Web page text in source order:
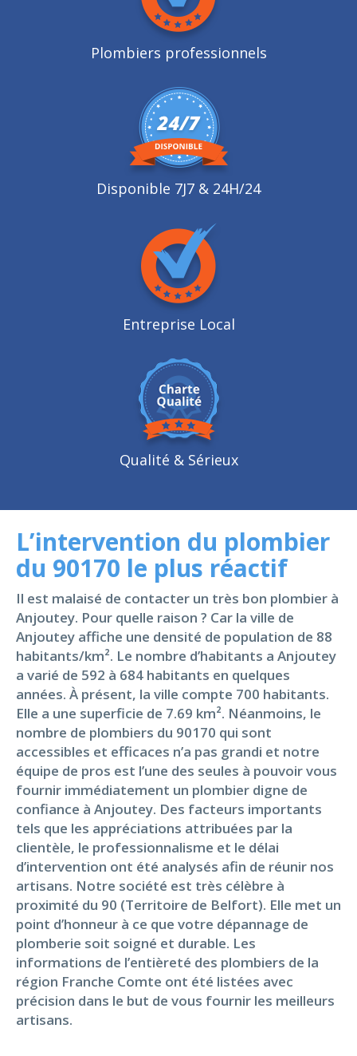
Plombiers professionnels
Disponible 7J7 & 24H/24
Entreprise Local
Qualité & Sérieux
L’intervention du plombier
du 90170 le plus réactif
Il est malaisé de contacter un très bon plombier à
Anjoutey. Pour quelle raison ? Car la ville de
Anjoutey affiche une densité de population de 88
habitants/km². Le nombre d’habitants a Anjoutey
a varié de 592 à 684 habitants en quelques
années. À présent, la ville compte 700 habitants.
Elle a une superficie de 7.69 km². Néanmoins, le
nombre de plombiers du 90170 qui sont
accessibles et efficaces n’a pas grandi et notre
équipe de pros est l’une des seules à pouvoir vous
fournir immédiatement un plombier digne de
confiance à Anjoutey. Des facteurs importants
tels que les appréciations attribuées par la
clientèle, le professionnalisme et le délai
d’intervention ont été analysés afin de réunir nos
artisans. Notre société est très célèbre à
proximité du 90 (Territoire de Belfort). Elle met un
point d’honneur à ce que votre dépannage de
plomberie soit soigné et durable. Les
informations de l’entièreté des plombiers de la
région Franche Comte ont été listées avec
précision dans le but de vous fournir les meilleurs
artisans.